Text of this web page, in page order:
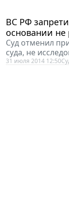
основании не
Суд отменил
суда, не
31 июля 2014 12:50